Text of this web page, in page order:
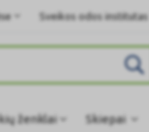
Sveikos odos institutas
ženklai Skiepai